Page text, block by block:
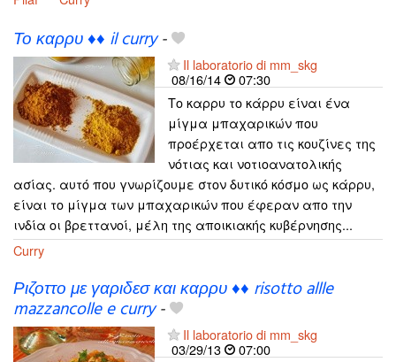
Το καρρυ ♦♦ il curry-
Il laboratorio di mm_skg
08/16/14
07:30
Το καρρυ το κάρρυ είναι ένα
μίγμα μπαχαρικών που
προέρχεται απο τις κουζίνες της
νότιας και νοτιοανατολικής
ασίας. αυτό που γνωρίζουμε στον δυτικό κόσμο ως κάρρυ,
είναι το μίγμα των μπαχαρικών που έφεραν απο την
ινδία οι βρεττανοί, μέλη της αποικιακής κυβέρνησης...
Curry
Ριζοττο με γαριδεσ και καρρυ ♦♦ risotto allle
mazzancolle e curry-
Il laboratorio di mm_skg
03/29/13
07:00